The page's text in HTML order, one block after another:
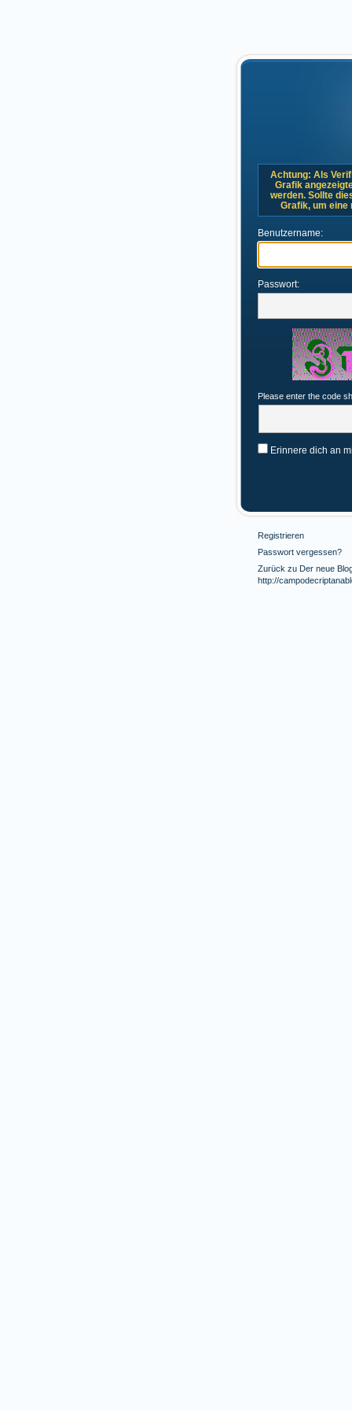
Achtung: Als
Grafik
werden. Sollte
Grafik, um eine
Benutzername:
Passwort:
Please enter the code
Erinnere dich an
Registrieren
Passwort vergessen?
Zurück zu Der neue
http://